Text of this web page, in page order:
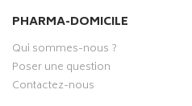
PHARMA-DOMICILE
Qui sommes-nous ?
Poser une question
Contactez-nous